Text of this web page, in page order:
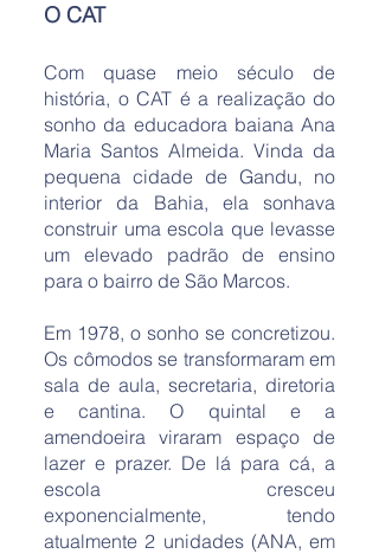
O CAT
Com quase meio século de
história, o CAT é a realização do
sonho da educadora baiana Ana
Maria Santos Almeida. Vinda da
pequena cidade de Gandu, no
interior da Bahia, ela sonhava
construir uma escola que levasse
um elevado padrão de ensino
para o bairro de São Marcos.
Em 1978, o sonho se concretizou.
Os cômodos se transformaram em
sala de aula, secretaria, diretoria
e cantina. O quintal e a
amendoeira viraram espaço de
lazer e prazer. De lá para cá, a
escola cresceu
exponencialmente, tendo
atualmente 2 unidades (ANA, em